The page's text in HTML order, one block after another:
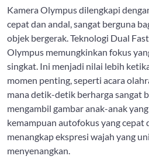
Kamera Olympus dilengkapi
cepat dan andal, sangat berguna
objek bergerak. Teknologi Dual
Olympus memungkinkan fokus
singkat. Ini menjadi nilai lebih
momen penting, seperti acara
mana detik-detik berharga sangat
mengambil gambar anak-anak
kemampuan autofokus yang cepat
menangkap ekspresi wajah yang
menyenangkan.